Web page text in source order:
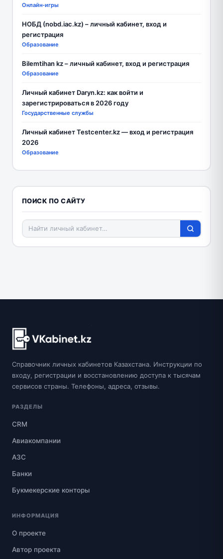
Онлайн-игры
НОБД (nobd.iac.kz) – личный кабинет, вход и
регистрация
Образование
Bilemtihan kz – личный кабинет, вход и регистрация
Образование
Личный кабинет Daryn.kz: как войти и
зарегистрироваться в 2026 году
Государственные службы
Личный кабинет Testcenter.kz — вход и регистрация
2026
Образование
ПОИСК ПО САЙТУ
Справочник личных кабинетов Казахстана. Инструкции по
входу, регистрации и восстановлению доступа к тысячам
сервисов страны. Телефоны, адреса, отзывы.
РАЗДЕЛЫ
CRM
Авиакомпании
АЗС
Банки
Букмекерские конторы
ИНФОРМАЦИЯ
О проекте
Автор проекта